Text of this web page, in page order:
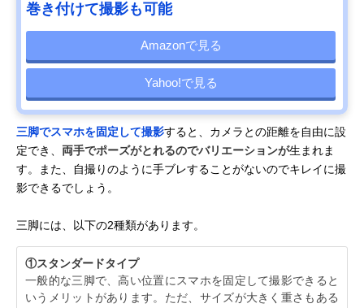
巻き付けて撮影も可能
Amazonで見る
Yahoo!で見る
三脚でスマホを固定して撮影すると、カメラとの距離を自由に設
定でき、 両手でポーズがとれるのでバリエーションが生まれま
す。また、自撮りのように手ブレすることがないのでキレイに撮
影できるでしょう。
三脚には、以下の2種類があります。
①スタンダードタイプ
一般的な三脚で、高い位置にスマホを固定して撮影できると
いうメリットがあります。ただ、サイズが大きく重さもある